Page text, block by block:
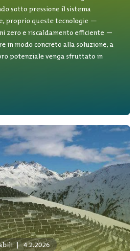
sotto pressione il sistema
proprio queste tecnologie —
zero e riscaldamento efficiente —
in modo concreto alla soluzione, a
potenziale venga sfruttato in
|4.2.2026